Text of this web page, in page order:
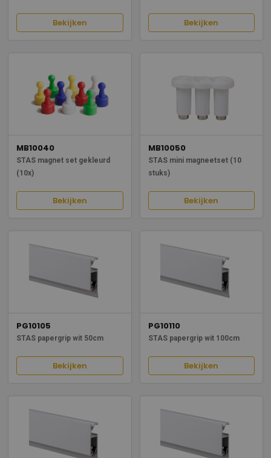
Bekijken Bekijken
MB10040
STAS magnet set gekleurd
(10x)
Bekijken
MB10050
STAS mini magneetset (10
stuks)
Bekijken
PG10105
STAS papergrip wit 50cm
Bekijken
PG10110
STAS papergrip wit 100cm
Bekijken